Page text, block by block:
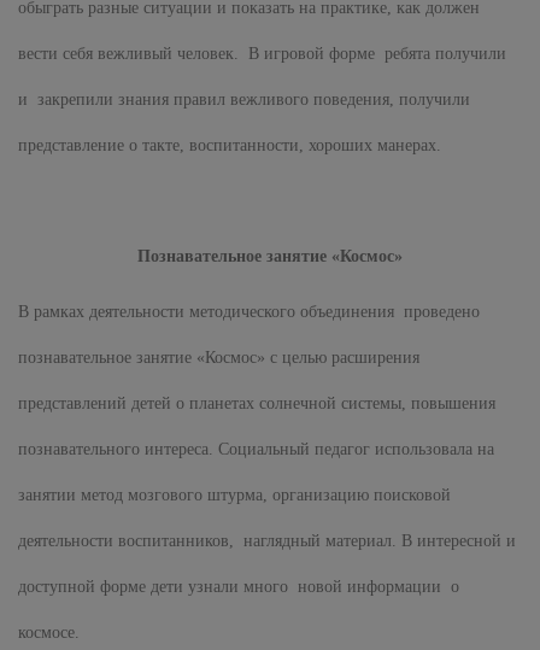
обыграть разные ситуации и показать на практике, как должен
вести себя вежливый человек. В игровой форме ребята получили
и закрепили знания правил вежливого поведения, получили
представление о такте, воспитанности, хороших манерах.
Познавательное занятие «Космос»
В рамках деятельности методического объединения проведено
познавательное занятие «Космос» с целью расширения
представлений детей о планетах солнечной системы, повышения
познавательного интереса. Социальный педагог использовала на
занятии метод мозгового штурма, организацию поисковой
деятельности воспитанников, наглядный материал. В интересной и
доступной форме дети узнали много новой информации о
космосе.